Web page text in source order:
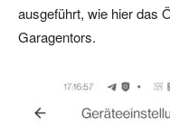
ausgeführt, wie hier das
Garagentors.